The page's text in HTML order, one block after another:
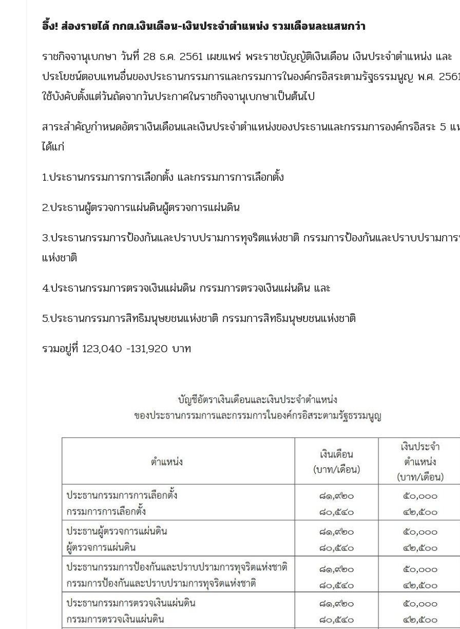
อึ้ง! ส่องรายได้ กกต.เงินเดือน-เงินประจำตำแหน่ง รวมเดือนละแสนกว่า
ราชกิจจานุเบกษา วันที่ 28 ธ.ค. 2561 เผยแพร่ พระราชบัญญัติเงินเดือน เงินประจำตำแหน่ง และ
ประโยชน์ตอบแทนอื่นของประธานกรรมการและกรรมการในองค์กรอิสระตามรัฐธรรมนูญ พ.ศ.
ใช้บังคับตั้งแต่วันถัดจากวันประกาศในราชกิจจานุเบกษาเป็นต้นไป
สาระสำคัญกำหนดอัตราเงินเดือนและเงินประจำตำแหน่งของประธานและกรรมการองค์กรอิสระ 5 แ
ได้แก่
1.ประธานกรรมการการเลือกตั้ง และกรรมการการเลือกตั้ง
2.ประธานผู้ตรวจการแผ่นดินผู้ตรวจการแผ่นดิน
3.ประธานกรรมการป้องกันและปราบปรามการทุจริตแห่งชาติ กรรมการป้องกันและปราบปรามกา
แห่งชาติ
4.ประธานกรรมการตรวจเงินแผ่นดิน กรรมการตรวจเงินแผ่นดิน และ
5.ประธานกรรมการสิทธิมนุษยชนแห่งชาติ กรรมการสิทธิมนุษยชนแห่งชาติ
รวมอยู่ที่ 123,040 -131,920 บาท